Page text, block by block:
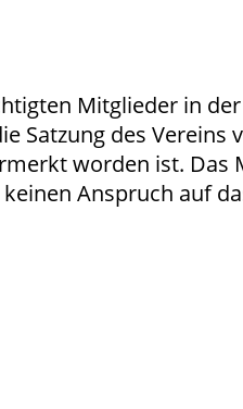
Mitglieder in der
Satzung des Vereins
worden ist. Das
Anspruch auf